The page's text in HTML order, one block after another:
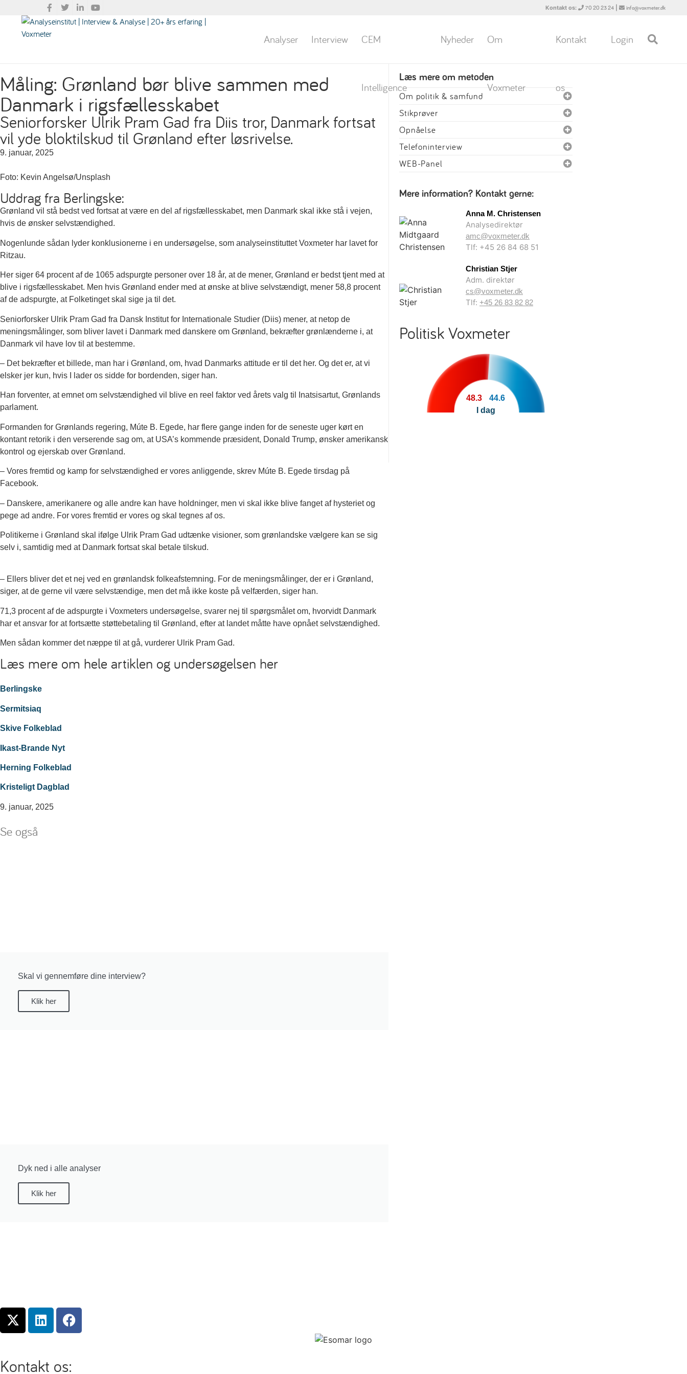
Kontakt os: 70 20 23 24 | info@voxmeter.dk
Analyser Interview CEM
Intelligence
Nyheder Om
Voxmeter
Kontakt
os
Login
Måling: Grønland bør blive sammen med
Danmark i rigsfællesskabet
Seniorforsker Ulrik Pram Gad fra Diis tror, Danmark fortsat
vil yde bloktilskud til Grønland efter løsrivelse.
9. januar, 2025
Foto: Kevin Angelsø/Unsplash
Uddrag fra Berlingske:
Grønland vil stå bedst ved fortsat at være en del af rigsfællesskabet, men Danmark skal ikke stå i vejen,
hvis de ønsker selvstændighed.
Nogenlunde sådan lyder konklusionerne i en undersøgelse, som analyseinstituttet Voxmeter har lavet for
Ritzau.
Her siger 64 procent af de 1065 adspurgte personer over 18 år, at de mener, Grønland er bedst tjent med at
blive i rigsfællesskabet. Men hvis Grønland ender med at ønske at blive selvstændigt, mener 58,8 procent
af de adspurgte, at Folketinget skal sige ja til det.
Seniorforsker Ulrik Pram Gad fra Dansk Institut for Internationale Studier (Diis) mener, at netop de
meningsmålinger, som bliver lavet i Danmark med danskere om Grønland, bekræfter grønlænderne i, at
Danmark vil have lov til at bestemme.
– Det bekræfter et billede, man har i Grønland, om, hvad Danmarks attitude er til det her. Og det er, at vi
elsker jer kun, hvis I lader os sidde for bordenden, siger han.
Han forventer, at emnet om selvstændighed vil blive en reel faktor ved årets valg til Inatsisartut, Grønlands
parlament.
Formanden for Grønlands regering, Múte B. Egede, har flere gange inden for de seneste uger kørt en
kontant retorik i den verserende sag om, at USA’s kommende præsident, Donald Trump, ønsker amerikansk
kontrol og ejerskab over Grønland.
– Vores fremtid og kamp for selvstændighed er vores anliggende, skrev Múte B. Egede tirsdag på
Facebook.
– Danskere, amerikanere og alle andre kan have holdninger, men vi skal ikke blive fanget af hysteriet og
pege ad andre. For vores fremtid er vores og skal tegnes af os.
Politikerne i Grønland skal ifølge Ulrik Pram Gad udtænke visioner, som grønlandske vælgere kan se sig
selv i, samtidig med at Danmark fortsat skal betale tilskud.
– Ellers bliver det et nej ved en grønlandsk folkeafstemning. For de meningsmålinger, der er i Grønland,
siger, at de gerne vil være selvstændige, men det må ikke koste på velfærden, siger han.
71,3 procent af de adspurgte i Voxmeters undersøgelse, svarer nej til spørgsmålet om, hvorvidt Danmark
har et ansvar for at fortsætte støttebetaling til Grønland, efter at landet måtte have opnået selvstændighed.
Men sådan kommer det næppe til at gå, vurderer Ulrik Pram Gad.
Læs mere om hele artiklen og undersøgelsen her
Berlingske
Sermitsiaq
Skive Folkeblad
Ikast-Brande Nyt
Herning Folkeblad
Kristeligt Dagblad
9. januar, 2025
Se også
Skal vi gennemføre dine interview?
Klik her
Dyk ned i alle analyser
Klik her
Læs mere om metoden
Om politik & samfund
Stikprøver
Opnåelse
Telefoninterview
WEB-Panel
Mere information? Kontakt gerne:
Anna M. Christensen
Analysedirektør
amc@voxmeter.dk
Tlf: +45 26 84 68 51
Christian Stjer
Adm. direktør
cs@voxmeter.dk
Tlf: +45 26 83 82 82
Politisk Voxmeter
48.3
44.6
I dag
Kontakt os: